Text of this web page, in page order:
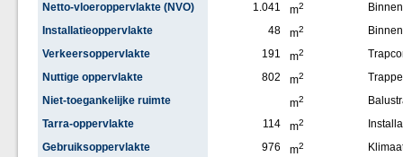
Netto-vloeroppervlakte (NVO)
1.041 m2
Installatieoppervlakte
48 m2
Verkeersoppervlakte
191 m2
Nuttige oppervlakte
802 m2
Niet-toegankelijke ruimte
m2
Tarra-oppervlakte
114 m2
Gebruiksoppervlakte
976 m2